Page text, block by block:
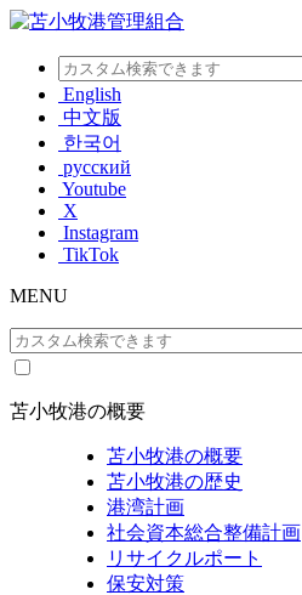
English
中文版
한국어
русский
Youtube
X
Instagram
TikTok
MENU
苫小牧港の概要
苫小牧港の概要
苫小牧港の歴史
港湾計画
社会資本総合整備計画
リサイクルポート
保安対策